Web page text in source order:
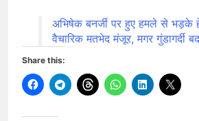
अभिषेक बनर्जी पर हुए हमले से भड़के
वैचारिक मतभेद मंजूर, मगर गुंडागर्दी
Share this: